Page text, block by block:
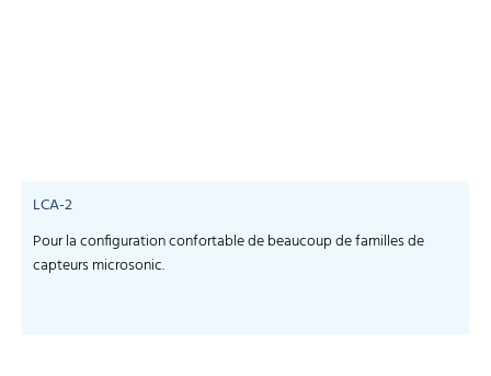
LCA-2
Pour la configuration confortable de beaucoup de familles de
capteurs microsonic.